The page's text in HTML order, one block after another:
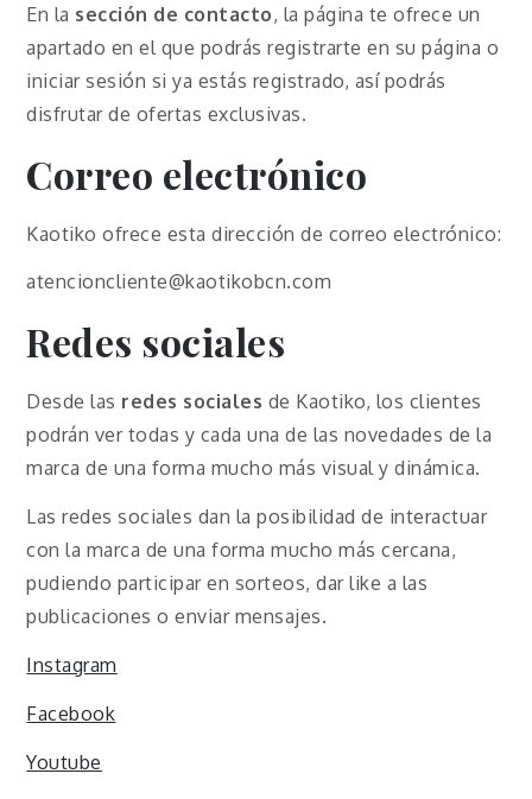
En la sección de contacto, la página te ofrece un
apartado en el que podrás registrarte en su página o
iniciar sesión si ya estás registrado, así podrás
disfrutar de ofertas exclusivas.
Correo electrónico
Kaotiko ofrece esta dirección de correo electrónico:
atencioncliente@kaotikobcn.com
Redes sociales
Desde las redes sociales de Kaotiko, los clientes
podrán ver todas y cada una de las novedades de la
marca de una forma mucho más visual y dinámica.
Las redes sociales dan la posibilidad de interactuar
con la marca de una forma mucho más cercana,
pudiendo participar en sorteos, dar like a las
publicaciones o enviar mensajes.
Instagram
Facebook
Youtube